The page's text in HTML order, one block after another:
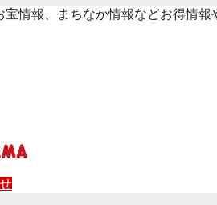
情報、まちなか情報などお得情報